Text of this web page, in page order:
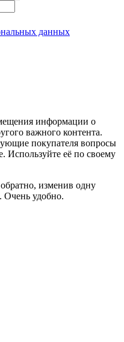
данных
информации о
важного контента.
покупателя вопросы
Используйте её по своему
изменив одну
Очень удобно.